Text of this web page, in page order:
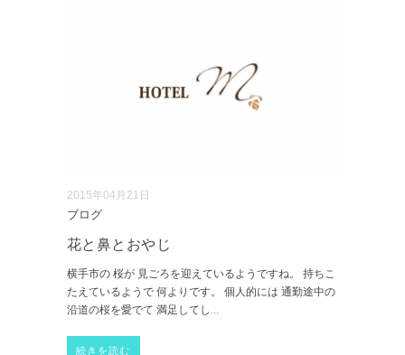
2015年04月21日
ブログ
花と鼻とおやじ
横手市の 桜が 見ごろを迎えているようですね。 持ちこ
たえているようで 何よりです。 個人的には 通勤途中の
沿道の桜を愛でて 満足してし ...
続きを読む